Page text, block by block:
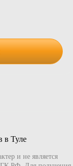
в Туле
и не является